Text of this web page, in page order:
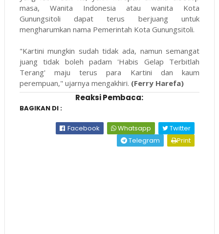
masa, Wanita Indonesia atau wanita Kota
Gunungsitoli dapat terus berjuang untuk
mengharumkan nama Pemerintah Kota Gunungsitoli.
"Kartini mungkin sudah tidak ada, namun semangat
juang tidak boleh padam 'Habis Gelap Terbitlah
Terang' maju terus para Kartini dan kaum
perempuan," ujarnya mengakhiri. (Ferry Harefa)
Reaksi Pembaca:
BAGIKAN DI :
Facebook Whatsapp
Twitter
Telegram
Print